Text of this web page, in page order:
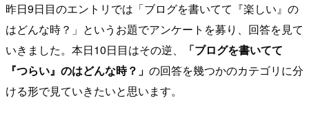
昨日9日目のエントリでは「ブログを書いてて『楽しい』の
はどんな時？」というお題でアンケートを募り、回答を見て
いきました。本日10日目はその逆、
「ブログを書いてて
『つらい』のはどんな時？」 の回答を幾つかのカテゴリに分
ける形で見ていきたいと思います。